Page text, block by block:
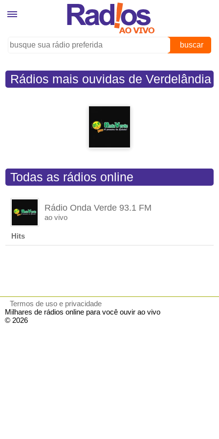
buscar
Rádios mais ouvidas de Verdelândia
Todas as rádios online
Rádio Onda Verde 93.1 FM
ao vivo
Hits
Termos de uso e privacidade
Milhares de rádios online para você ouvir ao vivo
© 2026